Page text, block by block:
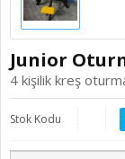
Junior
4 kişilik kreş
Stok Kodu